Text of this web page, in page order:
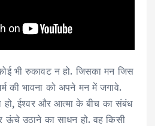
भी रुकावट न हो. जिसका मन जिस
की भावना को अपने मन में जगावे.
हो, ईश्‍वर और आत्‍मा के बीच का संबंध
ऊंचे उठाने का साधन हो. वह किसी